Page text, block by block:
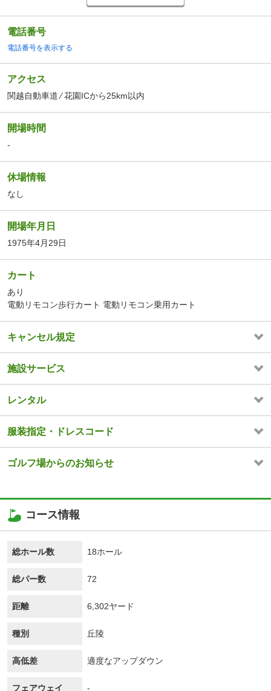
電話番号
電話番号を表示する
アクセス
関越自動車道 ⁄ 花園ICから25km以内
開場時間
-
休場情報
なし
開場年月日
1975年4月29日
カート
あり
電動リモコン歩行カート 電動リモコン乗用カート
キャンセル規定
施設サービス
レンタル
服装指定・ドレスコード
ゴルフ場からのお知らせ
コース情報
総ホール数 18ホール
総パー数 72
距離 6,302ヤード
種別 丘陵
高低差 適度なアップダウン
フェアウェイ -